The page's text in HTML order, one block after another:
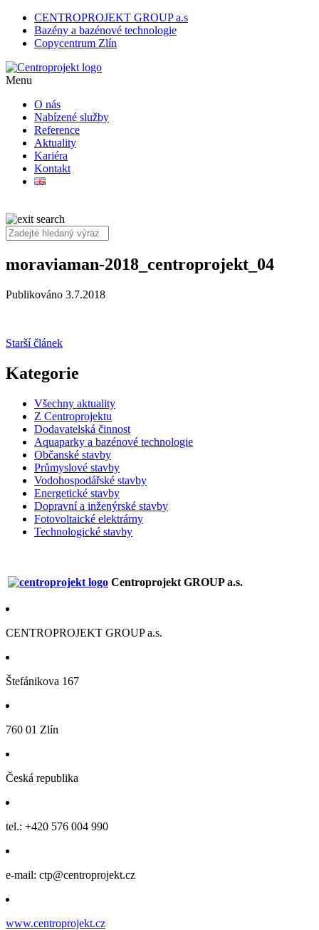
CENTROPROJEKT GROUP a.s
Bazény a bazénové technologie
Copycentrum Zlín
Menu
O nás
Nabízené služby
Reference
Aktuality
Kariéra
Kontakt
moraviaman-2018_centroprojekt_04
Publikováno 3.7.2018
Starší článek
Kategorie
Všechny aktuality
Z Centroprojektu
Dodavatelská činnost
Aquaparky a bazénové technologie
Občanské stavby
Průmyslové stavby
Vodohospodářské stavby
Energetické stavby
Dopravní a inženýrské stavby
Fotovoltaické elektrárny
Technologické stavby
Centroprojekt GROUP a.s.
CENTROPROJEKT GROUP a.s.
Štefánikova 167
760 01 Zlín
Česká republika
tel.: +420 576 004 990
e-mail: ctp@centroprojekt.cz
www.centroprojekt.cz